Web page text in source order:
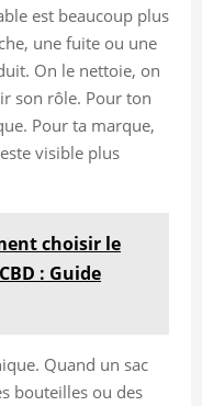
est beaucoup plus
une fuite ou une
On le nettoie, on
son rôle. Pour ton
Pour ta marque,
visible plus
choisir le
: Guide
Quand un sac
bouteilles ou des